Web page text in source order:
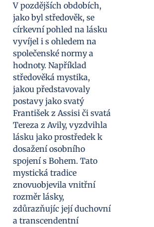
V pozdějších obdobích,
jako byl středověk, se
církevní pohled na lásku
vyvíjel i s ohledem na
společenské normy a
hodnoty. Například
středověká mystika,
jakou představovaly
postavy jako svatý
František z Assisi či svatá
Tereza z Avily, vyzdvihla
lásku jako prostředek k
dosažení osobního
spojení s Bohem. Tato
mystická tradice
znovuobjevila vnitřní
rozměr lásky,
zdůrazňujíc její duchovní
a transcendentní